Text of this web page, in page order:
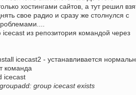
хостингами сайтов, а тут решил
свое радио и сразу же столнулся с
icecast из репозитория командой через
icecast2 - устанавливается
команда
icecast
groupadd: group icecast exists